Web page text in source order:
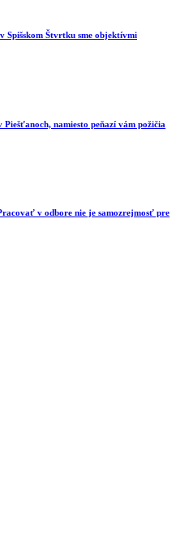
Spišskom Štvrtku sme objektívmi
namiesto peňazí vám požičia
v odbore nie je samozrejmosť pre